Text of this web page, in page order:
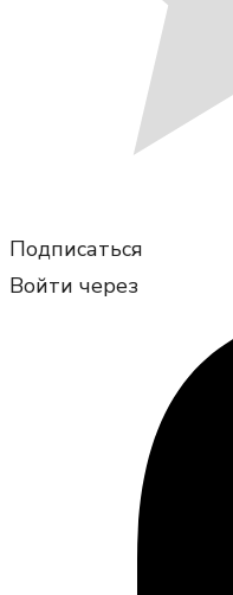
Подписаться
Войти через